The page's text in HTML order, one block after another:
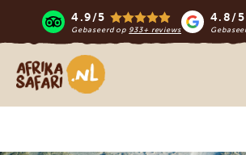
4.9/5
Gebaseerd op 933+ reviews
4.8/5
Afrika safari